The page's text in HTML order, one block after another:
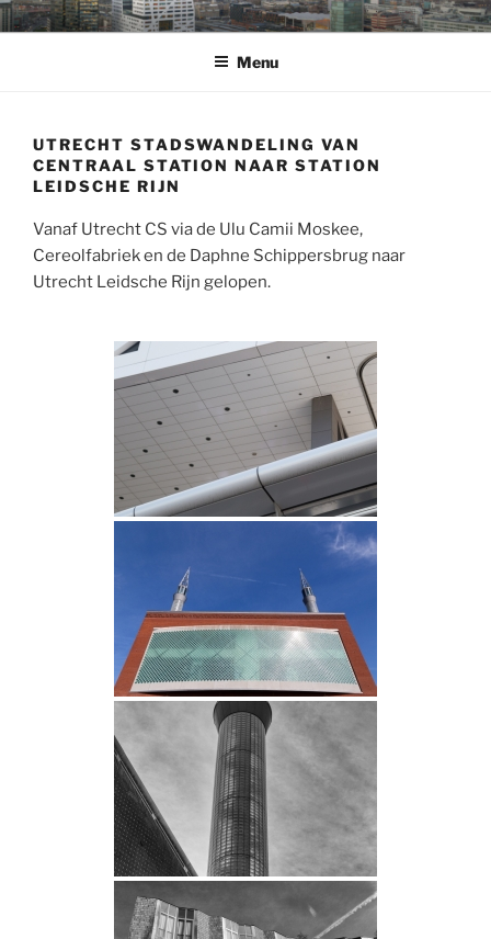
Ga
naarWELKOM
op de fotowebsite van Bart Sanders
Menu
UTRECHT STADSWANDELING VAN
CENTRAAL STATION NAAR STATION
LEIDSCHE RIJN
Vanaf Utrecht CS via de Ulu Camii Moskee,
Cereolfabriek en de Daphne Schippersbrug naar
Utrecht Leidsche Rijn gelopen.